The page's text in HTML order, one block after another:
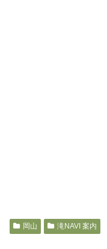
岡山 滝NAVI 案内